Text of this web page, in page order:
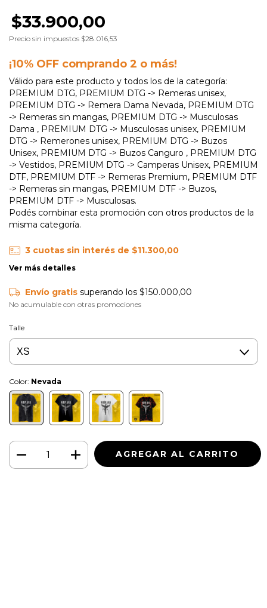
$33.900,00
Precio sin impuestos $28.016,53
¡10% OFF comprando 2 o más!
Válido para este producto y todos los de la categoría:
PREMIUM DTG, PREMIUM DTG -> Remeras unisex,
PREMIUM DTG -> Remera Dama Nevada, PREMIUM DTG
-> Remeras sin mangas, PREMIUM DTG -> Musculosas
Dama , PREMIUM DTG -> Musculosas unisex, PREMIUM
DTG -> Remerones unisex, PREMIUM DTG -> Buzos
Unisex, PREMIUM DTG -> Buzos Canguro , PREMIUM DTG
-> Vestidos, PREMIUM DTG -> Camperas Unisex, PREMIUM
DTF, PREMIUM DTF -> Remeras Premium, PREMIUM DTF
-> Remeras sin mangas, PREMIUM DTF -> Buzos,
PREMIUM DTF -> Musculosas.
Podés combinar esta promoción con otros productos de la
misma categoría.
3 cuotas sin interés de $11.300,00
Ver más detalles
Envío gratis superando los $150.000,00
No acumulable con otras promociones
Talle
Color: Nevada